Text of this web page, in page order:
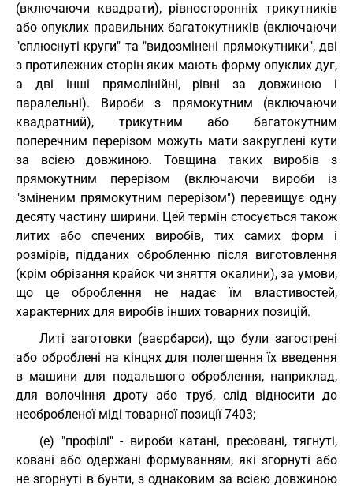
(включаючи квадрати), рівносторонніх трикутників
або опуклих правильних багатокутників (включаючи
"сплюснуті круги" та "видозмінені прямокутники", дві
з протилежних сторін яких мають форму опуклих дуг,
а дві інші прямолінійні, рівні за довжиною і
паралельні). Вироби з прямокутним (включаючи
квадратний), трикутним або багатокутним
поперечним перерізом можуть мати закруглені кути
за всією довжиною. Товщина таких виробів з
прямокутним перерізом (включаючи вироби із
"зміненим прямокутним перерізом") перевищує одну
десяту частину ширини. Цей термін стосується також
литих або спечених виробів, тих самих форм і
розмірів, підданих обробленню після виготовлення
(крім обрізання крайок чи зняття окалини), за умови,
що це оброблення не надає їм властивостей,
характерних для виробів інших товарних позицій.
Литі заготовки (ваєрбарси), що були загострені
або оброблені на кінцях для полегшення їх введення
в машини для подальшого оброблення, наприклад,
для волочіння дроту або труб, слід відносити до
необробленої міді товарної позиції 7403;
(e) "профілі" - вироби катані, пресовані, тягнуті,
ковані або одержані формуванням, які згорнуті або
не згорнуті в бунти, з однаковим за всією довжиною